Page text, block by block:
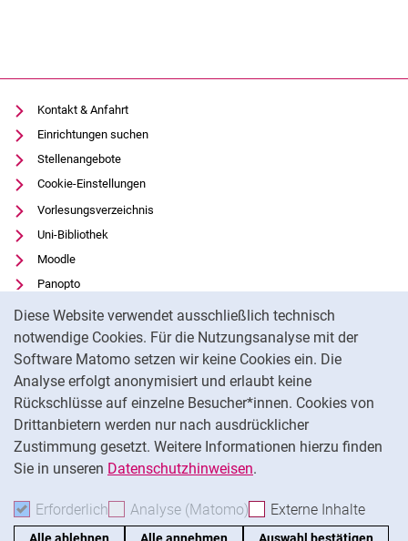
Diese Website verwendet ausschließlich technisch
notwendige Cookies. Für die Nutzungsanalyse mit der
Software Matomo setzen wir keine Cookies ein. Die
Analyse erfolgt anonymisiert und erlaubt keine
Rückschlüsse auf einzelne Besucher*innen. Cookies von
Drittanbietern werden nur nach ausdrücklicher
Zustimmung gesetzt. Weitere Informationen hierzu finden
Sie in unseren Datenschutzhinweisen.
Erforderlich Erforderliche Cookies akzeptieren
Analyse (Matomo) Analyse-Cookies
Externe Inhalte
Kontakt & Anfahrt
Einrichtungen suchen
Stellenangebote
Cookie-Einstellungen
Vorlesungsverzeichnis
Uni-Bibliothek
Moodle
Panopto
Datenschutz
Barrierefreiheit
Transparenter KI-Einsatz
Impressum
Externer Link: Universität Kassel auf
Facebook(öffnet neues Fenster)
Externer Link: Universität Kassel auf
Instagram (öffnet neues Fenster)